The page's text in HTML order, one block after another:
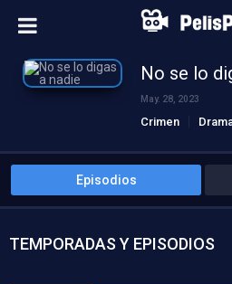
No se lo
May. 28, 2023
Crimen
Episodios
TEMPORADAS Y EPISODIOS